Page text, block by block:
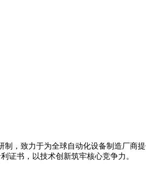
，致力于为全球自动化设备制造厂商
证书，以技术创新筑牢核心竞争力。